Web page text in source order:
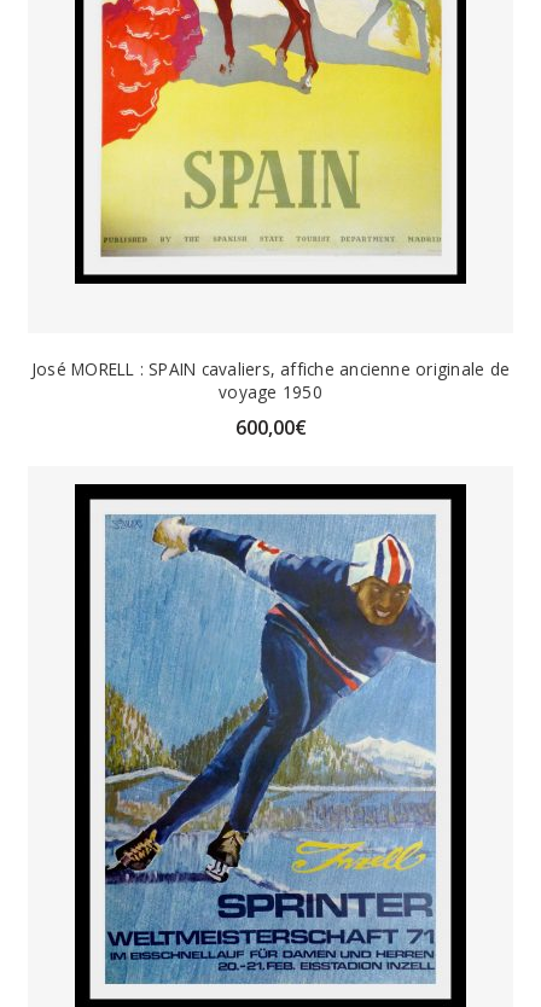
José MORELL : SPAIN cavaliers, affiche ancienne originale de
voyage 1950
600,00€